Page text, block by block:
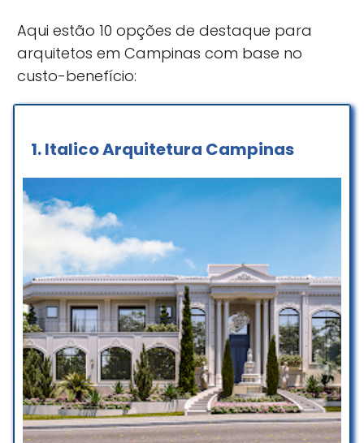
Aqui estão 10 opções de destaque para
arquitetos em Campinas com base no
custo-benefício:
1.Italico Arquitetura Campinas